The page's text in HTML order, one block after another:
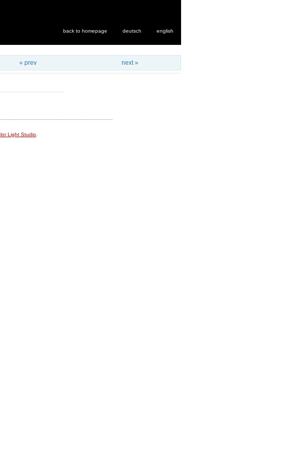
back to homepage deutsch english
« prev next »
Light Studio